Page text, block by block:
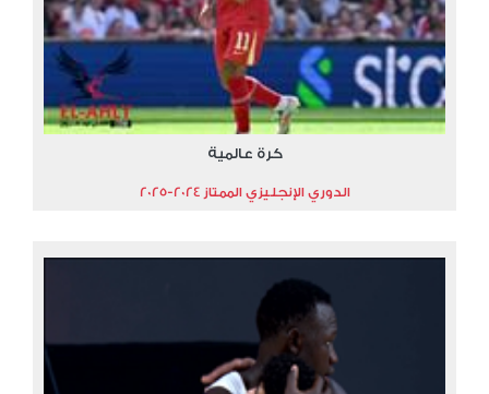
كرة عالمية
الدوري الإنجليزي الممتاز 2024-2025